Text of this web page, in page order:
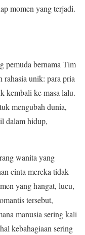
momen yang terjadi.
pemuda bernama Tim
rahasia unik: para pria
kembali ke masa lalu.
mengubah dunia,
dalam hidup,
wanita yang
cinta mereka tidak
yang hangat, lucu,
tersebut,
manusia sering kali
kebahagiaan sering